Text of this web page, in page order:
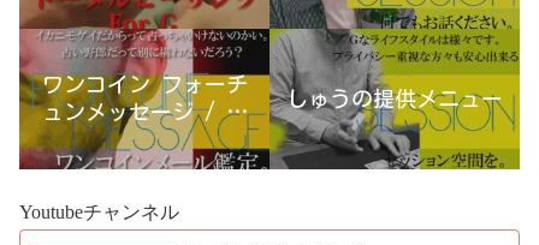
ワンコイン フォーチ
ュンメッセージ / 古
宮優雨
しゅうの提供メニュー
Youtubeチャンネル